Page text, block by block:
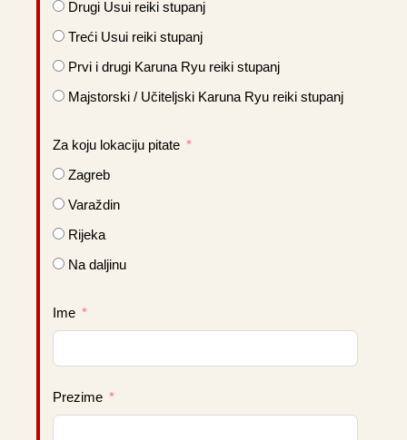
Drugi Usui reiki stupanj
Treći Usui reiki stupanj
Prvi i drugi Karuna Ryu reiki stupanj
Majstorski / Učiteljski Karuna Ryu reiki stupanj
Za koju lokaciju pitate
Zagreb
Varaždin
Rijeka
Na daljinu
Ime
Prezime